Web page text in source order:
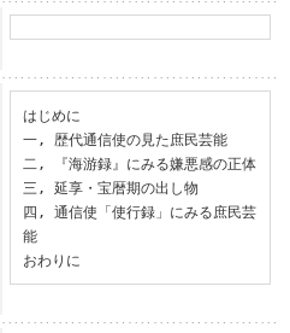
はじめに
一, 歴代通信使の見た庶民芸能
二, 『海游録』にみる嫌悪感の正体
三, 延享・宝暦期の出し物
四, 通信使「使行録」にみる庶民芸
能
おわりに